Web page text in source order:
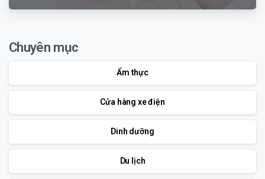
Chuyên mục
Ẩm thực
Cửa hàng xe điện
Dinh dưỡng
Du lịch